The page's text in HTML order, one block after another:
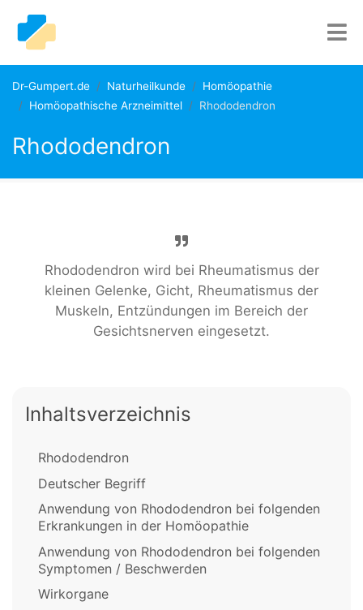
Dr-Gumpert.de Naturheilkunde
Homöopathie
Homöopathische Arzneimittel
Rhododendron
Rhododendron
Rhododendron wird bei Rheumatismus der
kleinen Gelenke, Gicht, Rheumatismus der
Muskeln, Entzündungen im Bereich der
Gesichtsnerven eingesetzt.
Inhaltsverzeichnis
Rhododendron
Deutscher Begriff
Anwendung von Rhododendron bei folgenden
Erkrankungen in der Homöopathie
Anwendung von Rhododendron bei folgenden
Symptomen / Beschwerden
Wirkorgane